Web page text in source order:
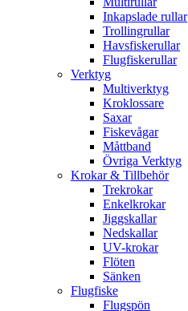
Inkapslade rullar
Trollingrullar
Havsfiskerullar
Flugfiskerullar
Verktyg
Multiverktyg
Kroklossare
Saxar
Fiskevågar
Måttband
Övriga Verktyg
Krokar & Tillbehör
Trekrokar
Enkelkrokar
Jiggskallar
Nedskallar
UV-krokar
Flöten
Sänken
Flugfiske
Flugspön